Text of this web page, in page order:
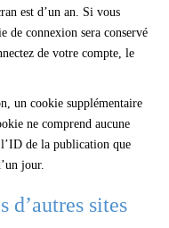
est d’un an. Si vous
de connexion sera conservé
de votre compte, le
un cookie supplémentaire
ne comprend aucune
de la publication que
jour.
d’autres sites